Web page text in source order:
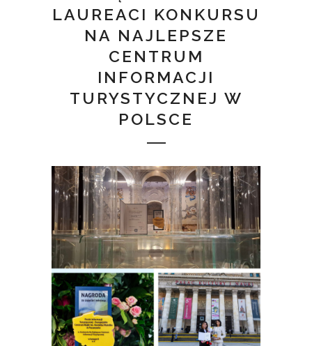
LAUREACI KONKURSU
NA NAJLEPSZE
CENTRUM
INFORMACJI
TURYSTYCZNEJ W
POLSCE